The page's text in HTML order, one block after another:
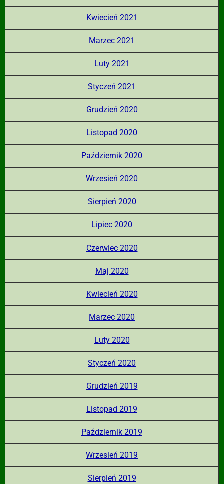
Kwiecień 2021
Marzec 2021
Luty 2021
Styczeń 2021
Grudzień 2020
Listopad 2020
Październik 2020
Wrzesień 2020
Sierpień 2020
Lipiec 2020
Czerwiec 2020
Maj 2020
Kwiecień 2020
Marzec 2020
Luty 2020
Styczeń 2020
Grudzień 2019
Listopad 2019
Październik 2019
Wrzesień 2019
Sierpień 2019